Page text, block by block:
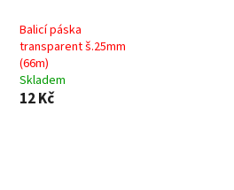
Balicí páska
transparent š.25mm
(66m)
Skladem
12 Kč